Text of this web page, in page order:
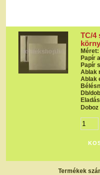
TC/4
Méret:
Papír
Papír
Ablak
Ablak
Db/
Termékek